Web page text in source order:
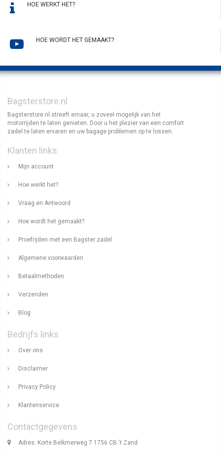
HOE WERKT HET?
HOE WORDT HET GEMAAKT?
Bagsterstore.nl
Bagsterstore.nl streeft ernaar, u zoveel mogelijk van het
motorrijden te laten genieten. Door u het plezier van een comfort
zadel te laten ervaren en uw bagage problemen op te lossen.
Klanten links
Mijn account
Hoe werkt het?
Vraag en Antwoord
Hoe wordt het gemaakt?
Proefrijden met een Bagster zadel
Algemene voorwaarden
Betaalmethoden
Verzenden
Blog
Bedrijfs links
Over ons
Disclaimer
Privacy Policy
Klantenservice
Contactgegevens
Adres: Korte Belkmerweg 7 1756 CB 't Zand